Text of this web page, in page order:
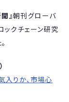
』朝刊グローバ
ックチェーン研究
りか、市場心